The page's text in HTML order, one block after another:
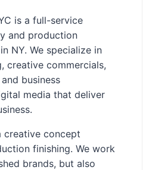
is a full-service
and production
NY. We specialize in
creative commercials,
business
media that deliver
creative concept
finishing. We work
brands, but also